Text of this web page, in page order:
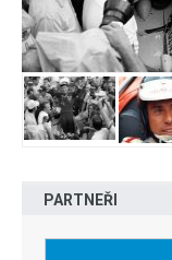
PARTNEŘI